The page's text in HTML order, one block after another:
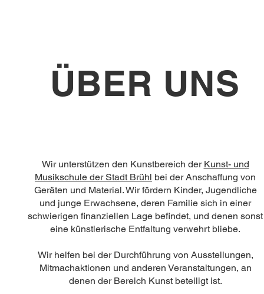
ÜBER UNS
Wir unterstützen den Kunstbereich der Kunst- und
Musikschule der Stadt Brühl bei der Anschaffung von
Geräten und Material. Wir fördern Kinder, Jugendliche
und junge Erwachsene, deren Familie sich in einer
schwierigen finanziellen Lage befindet, und denen sonst
eine künstlerische Entfaltung verwehrt bliebe.
Wir helfen bei der Durchführung von Ausstellungen,
Mitmachaktionen und anderen Veranstaltungen, an
denen der Bereich Kunst beteiligt ist.